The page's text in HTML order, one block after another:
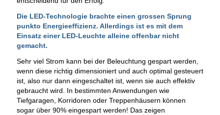
Die LED-Technologie brachte einen grossen Sprung
punkto Energieeffizienz. Allerdings ist es mit dem
Einsatz einer LED-Leuchte alleine offenbar nicht
gemacht.
Sehr viel Strom kann bei der Beleuchtung gespart werden,
wenn diese richtig dimensioniert und auch optimal gesteuert
ist, also nur dann eingeschaltet ist, wenn sie auch effektiv
gebraucht wird. In bestimmten Anwendungen wie
Tiefgaragen, Korridoren oder Treppenhäusern können
sogar über 90% eingespart werden! Das zeigen